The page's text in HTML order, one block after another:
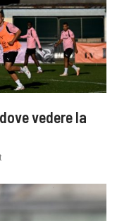
vedere la